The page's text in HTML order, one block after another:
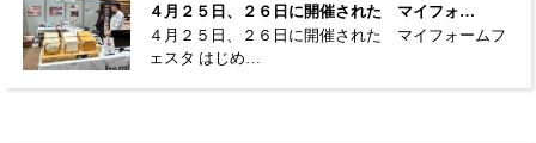
４月２５日、２６日に開催された マイフォ…
４月２５日、２６日に開催された マイフォームフ
ェスタ はじめ…